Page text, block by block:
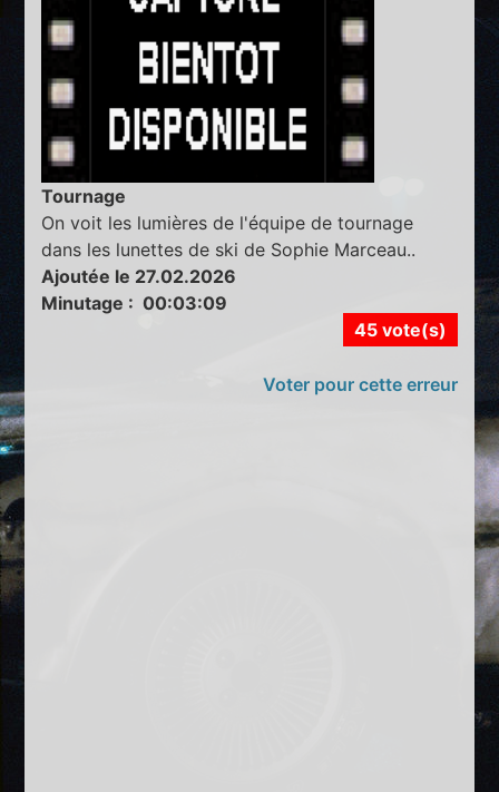
Tournage
On voit les lumières de l'équipe de tournage
dans les lunettes de ski de Sophie Marceau..
Ajoutée le 27.02.2026
Minutage : 00:03:09
45 vote(s)
Voter pour cette erreur